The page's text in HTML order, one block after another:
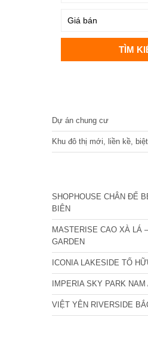
Dự án chung cư
Khu đô thị mới, liền kề,
SHOPHOUSE CHÂN ĐẾ
BIÊN
MASTERISE CAO XÀ LÁ
GARDEN
ICONIA LAKESIDE TỐ
IMPERIA SKY PARK NAM
VIỆT YÊN RIVERSIDE